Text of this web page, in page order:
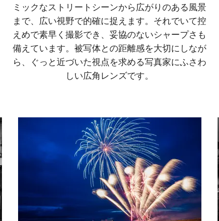
ミックなストリートシーンから広がりのある風景
まで、広い視野で的確に捉えます。それでいて控
えめで素早く撮影でき、妥協のないシャープさも
備えています。被写体との距離感を大切にしなが
ら、ぐっと近づいた視点を求める写真家にふさわ
しい広角レンズです。